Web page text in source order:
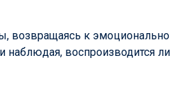
возвращаясь к эмоционально
воспроизводится ли